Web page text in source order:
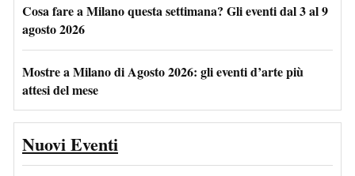
Cosa fare a Milano questa settimana? Gli eventi dal 3 al 9
agosto 2026
Mostre a Milano di Agosto 2026: gli eventi d’arte più
attesi del mese
Nuovi Eventi